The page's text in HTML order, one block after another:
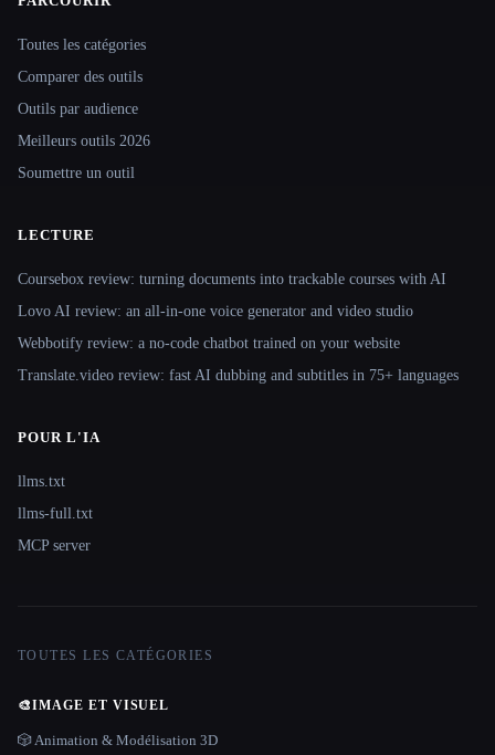
Site navigation
Toutes les catégories
Comparer des outils
Outils par audience
Meilleurs outils 2026
Soumettre un outil
LECTURE
Coursebox review: turning documents into trackable courses with AI
Lovo AI review: an all-in-one voice generator and video studio
Webbotify review: a no-code chatbot trained on your website
Translate.video review: fast AI dubbing and subtitles in 75+ languages
POUR L'IA
llms.txt
llms-full.txt
MCP server
TOUTES LES CATÉGORIES
🎨IMAGE ET VISUEL
🎲 Animation & Modélisation 3D